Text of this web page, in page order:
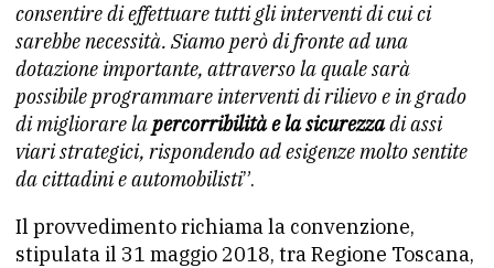
consentire di effettuare tutti gli interventi di cui ci
sarebbe necessità. Siamo però di fronte ad una
dotazione importante, attraverso la quale sarà
possibile programmare interventi di rilievo e in grado
di migliorare lapercorribilità e la sicurezzadi assi
viari strategici, rispondendo ad esigenze molto sentite
da cittadini e automobilisti”.
Il provvedimento richiama la convenzione,
stipulata il 31 maggio 2018, tra Regione Toscana,